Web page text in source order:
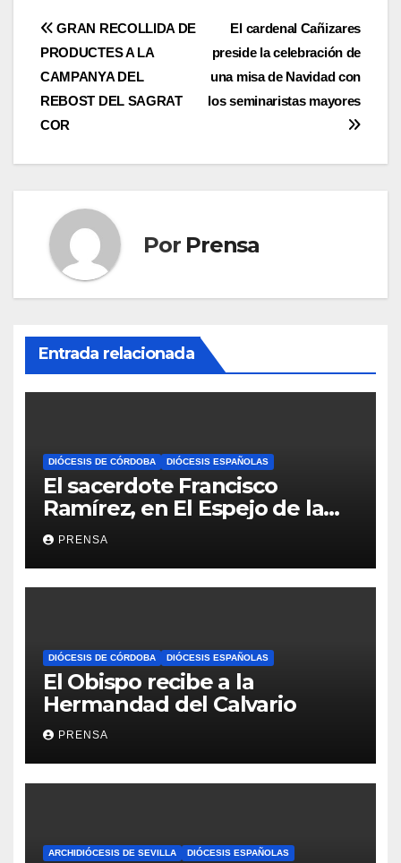
Navegación
de
entradas
El cardenal Cañizares
preside la celebración de
una misa de Navidad con
los seminaristas mayores
GRAN RECOLLIDA DE
PRODUCTES A LA
CAMPANYA DEL
REBOST DEL SAGRAT
COR
Por Prensa
Entrada relacionada
DIÓCESIS DE CÓRDOBA DIÓCESIS ESPAÑOLAS
El sacerdote Francisco
Ramírez, en El Espejo de la
Iglesia
PRENSA
DIÓCESIS DE CÓRDOBA DIÓCESIS ESPAÑOLAS
El Obispo recibe a la
Hermandad del Calvario
PRENSA
ARCHIDIÓCESIS DE SEVILLA DIÓCESIS ESPAÑOLAS